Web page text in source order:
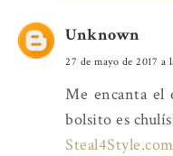
Unknown
27 de mayo de 2017 a
Me encanta el
bolsito es
Steal4Style.com